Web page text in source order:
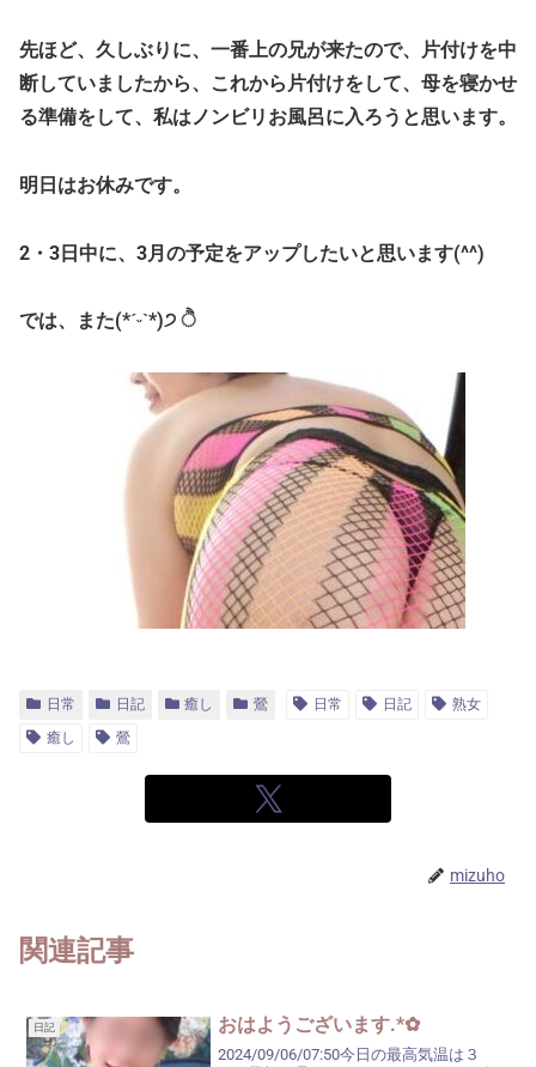
先ほど、久しぶりに、一番上の兄が来たので、片付けを中
断していましたから、これから片付けをして、母を寝かせ
る準備をして、私はノンビリお風呂に入ろうと思います。
明日はお休みです。
2・3日中に、3月の予定をアップしたいと思います(^^)
では、また(*ˊᵕˋ*)੭ ੈ
日常 日記 癒し 鶯 日常 日記
熟女
癒し
鶯
mizuho
関連記事
日記 おはようございます.*✿
2024/09/06/07:50今日の最高気温は３